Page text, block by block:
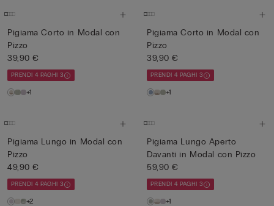
Pigiama Corto in Modal con
Pizzo
39,90 €
PRENDI 4 PAGHI 3
+1
Pigiama Corto in Modal con
Pizzo
39,90 €
PRENDI 4 PAGHI 3
+1
Pigiama Lungo in Modal con
Pizzo
49,90 €
PRENDI 4 PAGHI 3
+2
Pigiama Lungo Aperto
Davanti in Modal con Pizzo
59,90 €
PRENDI 4 PAGHI 3
+1